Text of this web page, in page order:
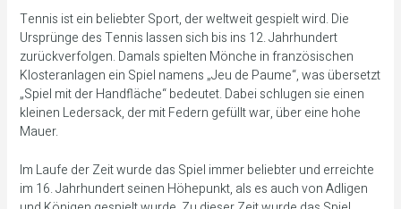
Tennis ist ein beliebter Sport, der weltweit gespielt wird. Die
Ursprünge des Tennis lassen sich bis ins 12. Jahrhundert
zurückverfolgen. Damals spielten Mönche in französischen
Klosteranlagen ein Spiel namens „Jeu de Paume“, was übersetzt
„Spiel mit der Handfläche“ bedeutet. Dabei schlugen sie einen
kleinen Ledersack, der mit Federn gefüllt war, über eine hohe
Mauer.
Im Laufe der Zeit wurde das Spiel immer beliebter und erreichte
im 16. Jahrhundert seinen Höhepunkt, als es auch von Adligen